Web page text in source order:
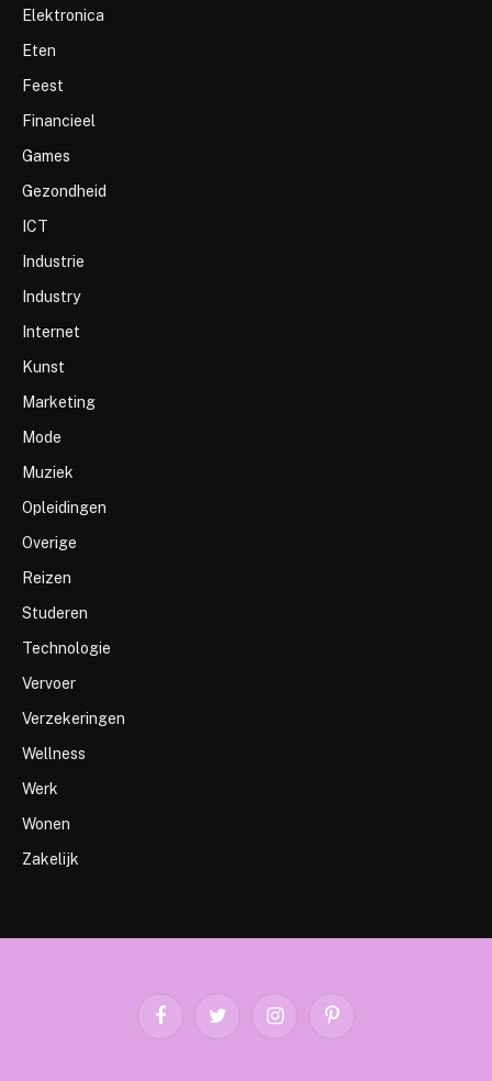
Elektronica
Eten
Feest
Financieel
Games
Gezondheid
ICT
Industrie
Industry
Internet
Kunst
Marketing
Mode
Muziek
Opleidingen
Overige
Reizen
Studeren
Technologie
Vervoer
Verzekeringen
Wellness
Werk
Wonen
Zakelijk
FacebookTwitter InstagramPinterest